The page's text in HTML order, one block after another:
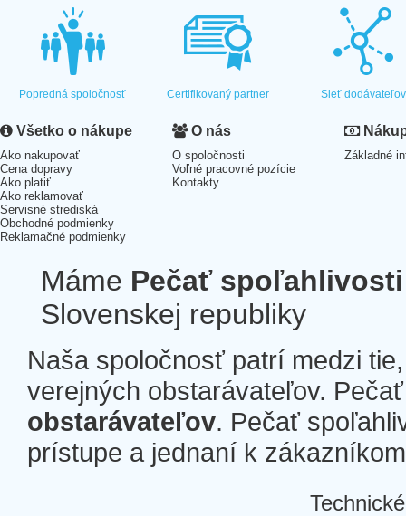
Popredná spoločnosť Certifikovaný partner Sieť dodávateľov
Všetko o nákupe
Ako nakupovať
Cena dopravy
Ako platiť
Ako reklamovať
Servisné strediská
Obchodné podmienky
Reklamačné podmienky
O nás
O spoločnosti
Voľné pracovné pozície
Kontakty
Základné
Máme Pečať spoľahlivosti
Slovenskej republiky
Naša spoločnosť patrí medzi
verejných obstarávateľov.
obstarávateľov. Pečať
prístupe a jednaní k